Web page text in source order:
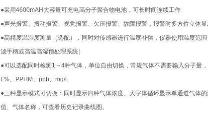
●采用4600mAH大容量可充电高分子聚合物电池，可长时间连续工作
●声光报警、振动报警、视觉报警、欠压报警、故障报警，报警时多方位立体显
●高精度温湿度测量（选配），同时对传感器进行温度补偿，仪器使用温度范
滤手柄或高温高湿预处理系统）
●可以选配同时检测1～4种气体，单位自由切换，常规气体不需要输入分子
L%、PPHM、ppb、mg/L
●三种显示模式可切换：同时显示四种气体浓度、大字体循环显示单通道气体
值、气体名称，可查看历史记录曲线图。